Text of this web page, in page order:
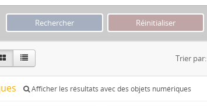
Trier par:
Afficher les résultats avec des objets numériques